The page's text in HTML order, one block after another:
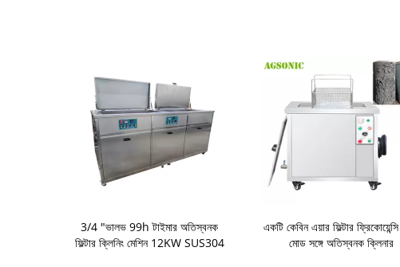
3/4 "ভালভ 99h টাইমার অতিস্বনক
ফিল্টার ক্লিনিং মেশিন 12KW SUS304
একটি কেবিন এয়ার ফিল্টার
মোড সঙ্গে অতিস্বনক ক্লিনার